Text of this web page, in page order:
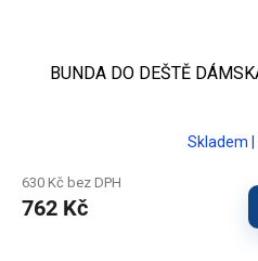
BUNDA DO DEŠTĚ
Skladem
630 Kč bez DPH
762 Kč